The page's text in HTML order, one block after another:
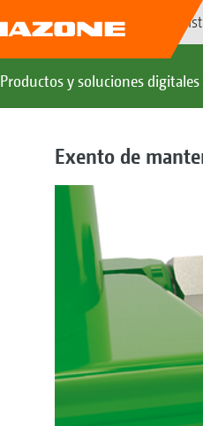
Búsqueda de
Productos y soluciones digitales
Exento de